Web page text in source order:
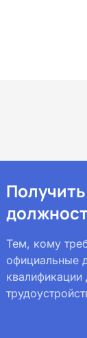
Тем, кому
официальные
квалификации